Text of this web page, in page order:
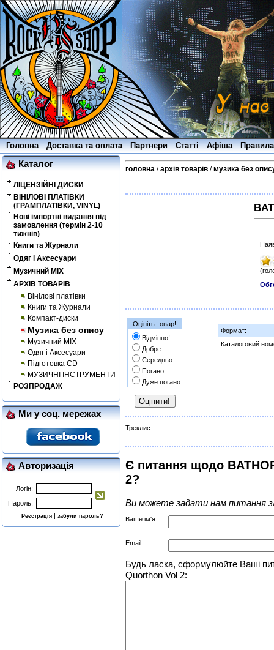
Головна Доставка та оплата Партнери Статті Афіша
Каталог
ЛІЦЕНЗІЙНІ ДИСКИ
ВІНІЛОВІ ПЛАТІВКИ
(ГРАМПЛАТІВКИ, VINYL)
Нові імпортні видання під
замовлення (термін 2-10
тижнів)
Книги та Журнали
Одяг і Аксесуари
Музичний MIX
АРХІВ ТОВАРІВ
Вінілові платівки
Книги та Журнали
Компакт-диски
Музика без опису
Музичний MIX
Одяг і Аксесуари
Підготовка CD
МУЗИЧНІ ІНСТРУМЕНТИ
РОЗПРОДАЖ
Ми у соц. мережах
Авторизація
Логін:
Пароль:
Реєстрація |забули пароль?
головна / архів товарів / музика без
Оцініть товар!
Відмінно!
Добре
Середньо
Погано
Дуже погано
Формат:
Каталоговий
Треклист:
Є питання щодо
2?
Ви можете задати нам питання
Ваше ім'я:
Email:
Будь ласка, сформулюйте Ваші
Quorthon Vol 2: